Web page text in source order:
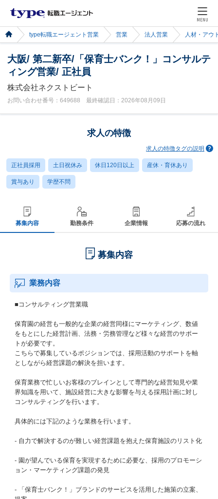
MENU
type転職エージェント営業 営業 法人営業 人材・アウ
大阪/ 第二新卒/「保育士バンク！」コンサルテ
ィング営業/ 正社員
株式会社ネクストビート
お問い合わせ番号：649688 最終確認日：2026年08月09日
求人の特徴
求人の特徴タグの説明
正社員採用 土日祝休み 休日120日以上 産休・育休あり
賞与あり 学歴不問
募集内容 勤務条件 企業情報 応募の流れ
募集内容
業務内容
■コンサルティング営業職
保育園の経営も一般的な企業の経営同様にマーケティング、数値
をもとにした経営計画、法務・労務管理など様々な経営のサポー
トが必要です。
こちらで募集しているポジションでは、採用活動のサポートを軸
としながら経営課題の解決を担います。
保育業務で忙しいお客様のブレインとして専門的な経営知見や業
界知識を用いて、施設経営に大きな影響を与える採用計画に対し
コンサルティングを行います。
具体的には下記のような業務を行います。
- 自力で解決するのが難しい経営課題を抱えた保育施設のリスト化
- 園が望んでいる保育を実現するために必要な、採用のプロモーシ
ョン・マーケティング課題の発見
- 「保育士バンク！」ブランドのサービスを活用した施策の立案、